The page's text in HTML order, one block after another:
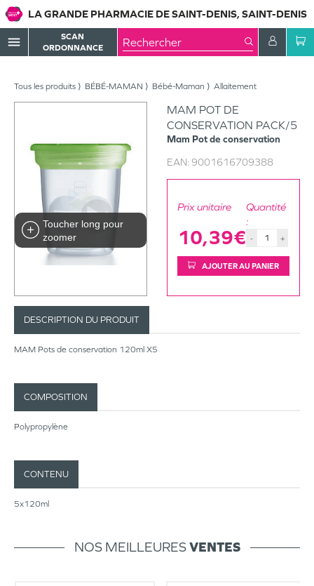
LA GRANDE PHARMACIE DE SAINT-DENIS, SAINT-DENIS
menu
SCAN
ORDONNANCE
Tous les produits BÉBÉ-MAMAN Bébé-Maman Allaitement
Toucher long pour
zoomer
MAM POT DE
CONSERVATION PACK/5
Mam Pot de conservation
EAN: 9001616709388
Prix unitaire
10,39€
Quantité
:
- +
AJOUTER AU PANIER
DESCRIPTION DU PRODUIT
MAM Pots de conservation 120ml X5
COMPOSITION
Polypropylène
CONTENU
5x120ml
NOS MEILLEURESVENTES